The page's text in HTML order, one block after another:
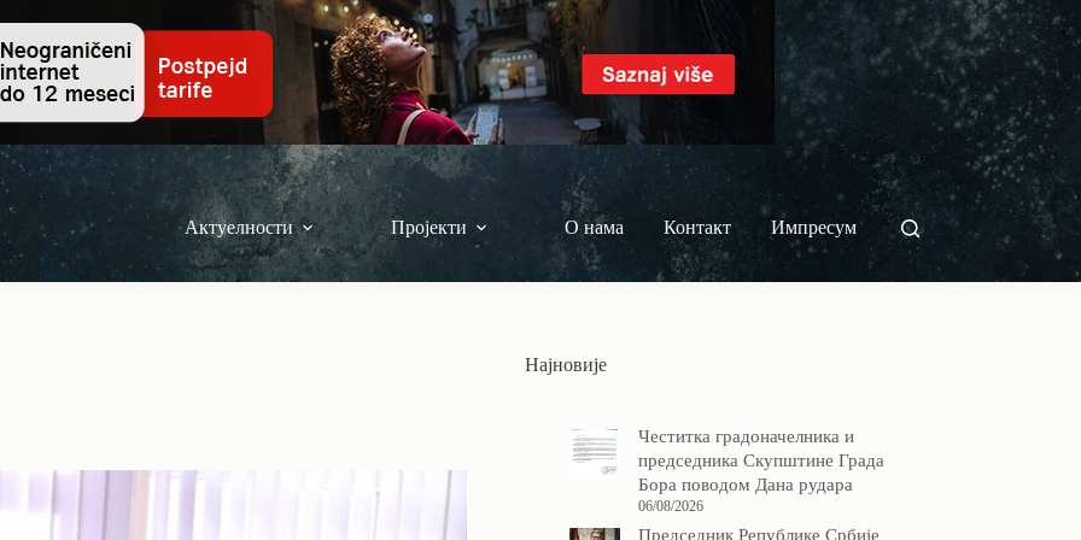
Актуелности Пројекти О нама Контакт Импресум
Најновије
Честитка градоначелника и
председника Скупштине Града
Бора поводом Дана рудара
06/08/2026
Председник Републике Србије